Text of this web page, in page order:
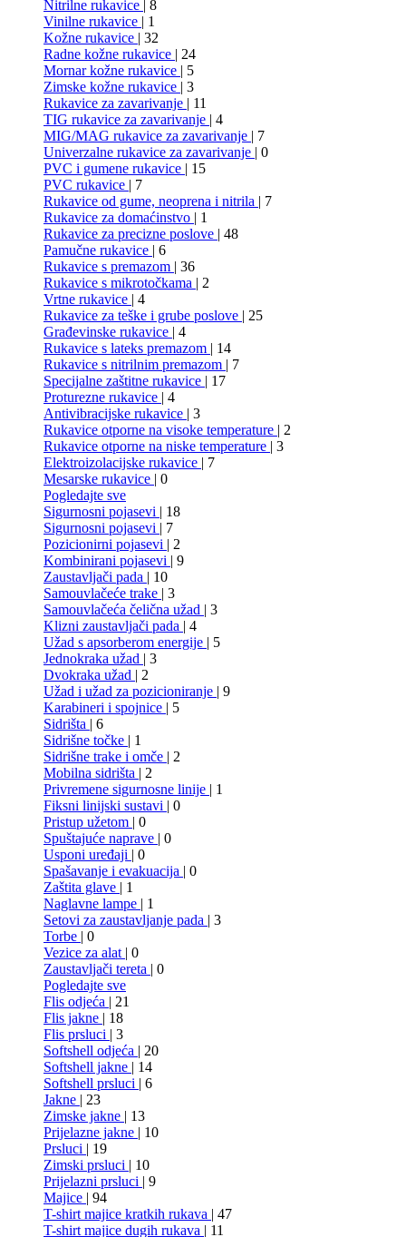
Nitrilne rukavice | 8
Vinilne rukavice | 1
Kožne rukavice | 32
Radne kožne rukavice | 24
Mornar kožne rukavice | 5
Zimske kožne rukavice | 3
Rukavice za zavarivanje | 11
TIG rukavice za zavarivanje | 4
MIG/MAG rukavice za zavarivanje | 7
Univerzalne rukavice za zavarivanje | 0
PVC i gumene rukavice | 15
PVC rukavice | 7
Rukavice od gume, neoprena i nitrila | 7
Rukavice za domaćinstvo | 1
Rukavice za precizne poslove | 48
Pamučne rukavice | 6
Rukavice s premazom | 36
Rukavice s mikrotočkama | 2
Vrtne rukavice | 4
Rukavice za teške i grube poslove | 25
Građevinske rukavice | 4
Rukavice s lateks premazom | 14
Rukavice s nitrilnim premazom | 7
Specijalne zaštitne rukavice | 17
Proturezne rukavice | 4
Antivibracijske rukavice | 3
Rukavice otporne na visoke temperature | 2
Rukavice otporne na niske temperature | 3
Elektroizolacijske rukavice | 7
Mesarske rukavice | 0
Pogledajte sve
Sigurnosni pojasevi | 18
Sigurnosni pojasevi | 7
Pozicionirni pojasevi | 2
Kombinirani pojasevi | 9
Zaustavljači pada | 10
Samouvlačeće trake | 3
Samouvlačeća čelična užad | 3
Klizni zaustavljači pada | 4
Užad s apsorberom energije | 5
Jednokraka užad | 3
Dvokraka užad | 2
Užad i užad za pozicioniranje | 9
Karabineri i spojnice | 5
Sidrišta | 6
Sidrišne točke | 1
Sidrišne trake i omče | 2
Mobilna sidrišta | 2
Privremene sigurnosne linije | 1
Fiksni linijski sustavi | 0
Pristup užetom | 0
Spuštajuće naprave | 0
Usponi uređaji | 0
Spašavanje i evakuacija | 0
Zaštita glave | 1
Naglavne lampe | 1
Setovi za zaustavljanje pada | 3
Torbe | 0
Vezice za alat | 0
Zaustavljači tereta | 0
Pogledajte sve
Flis odjeća | 21
Flis jakne | 18
Flis prsluci | 3
Softshell odjeća | 20
Softshell jakne | 14
Softshell prsluci | 6
Jakne | 23
Zimske jakne | 13
Prijelazne jakne | 10
Prsluci | 19
Zimski prsluci | 10
Prijelazni prsluci | 9
Majice | 94
T-shirt majice kratkih rukava | 47
T-shirt majice dugih rukava | 11